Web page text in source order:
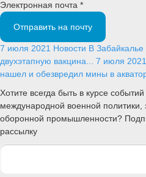
Электронная почта *
Отправить на почту
7 июля 2021 Новости В
двухэтапную вакцина... 7 июля 2021
нашел и обезвредил мины в
Хотите всегда быть в курсе
международной военной политики,
оборонной промышленности?
рассылку